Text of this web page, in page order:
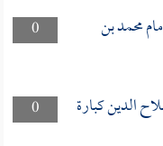
0
محمد بن
0
الدين كبارة